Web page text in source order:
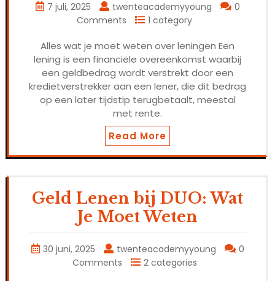
7 juli, 2025 twenteacademyyoung
0
Comments
1 category
Alles wat je moet weten over leningen Een
lening is een financiële overeenkomst waarbij
een geldbedrag wordt verstrekt door een
kredietverstrekker aan een lener, die dit bedrag
op een later tijdstip terugbetaalt, meestal
met rente.
Read More
Geld Lenen bij DUO: Wat
Je Moet Weten
30 juni, 2025 twenteacademyyoung
0
Comments
2 categories